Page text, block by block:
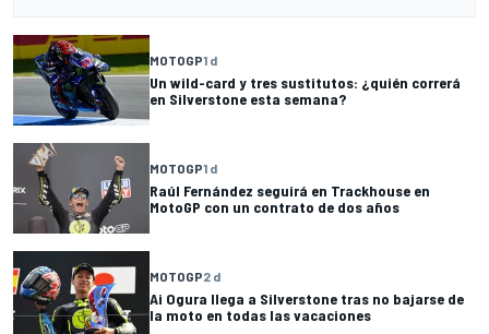
MOTOGP1 d
Un wild-card y tres sustitutos: ¿quién correrá
en Silverstone esta semana?
MOTOGP1 d
Raúl Fernández seguirá en Trackhouse en
MotoGP con un contrato de dos años
MOTOGP2 d
Ai Ogura llega a Silverstone tras no bajarse de
la moto en todas las vacaciones